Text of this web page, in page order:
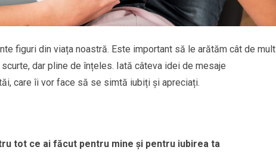
figuri din viața noastră. Este important să le arătăm cât de mult
dar pline de înțeles. Iată câteva idei de mesaje
care îi vor face să se simtă iubiți și apreciați.
tot ce ai făcut pentru mine și pentru iubirea ta